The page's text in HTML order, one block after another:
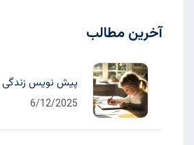
آخرین مطالب
پیش نویس زندگی
6/12/2025